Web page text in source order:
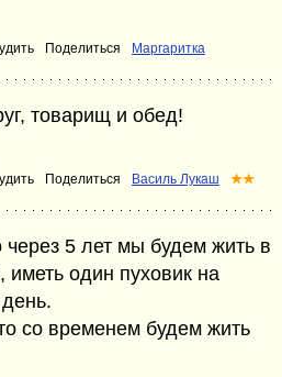
Поделиться Маргаритка
товарищ и обед!
Поделиться Василь Лукаш ★★
через 5 лет мы будем жить в
один пуховик на
со временем будем жить